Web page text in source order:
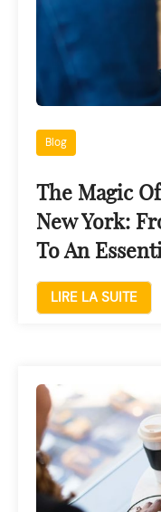
Blog
The Magic
New York:
To An
LIRE LA SUITE